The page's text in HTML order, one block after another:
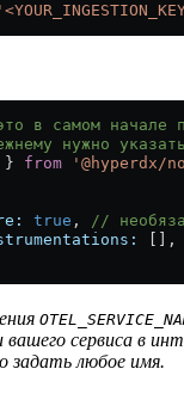
в самом начале
нужно указать
} from '@hyperdx/
true , //
[],
сервиса в
задать любое имя.